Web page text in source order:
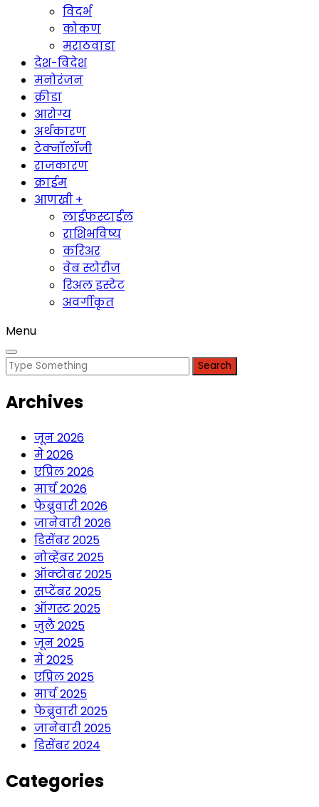
विदर्भ
कोकण
मराठवाडा
देश-विदेश
मनोरंजन
क्रीडा
आरोग्य
अर्थकारण
टेक्नॉलॉजी
राजकारण
क्राईम
आणखी +
लाईफस्टाईल
राशिभविष्य
करिअर
वेब स्टोरीज
रिअल इस्टेट
अवर्गीकृत
Menu
Search
Archives
जून 2026
मे 2026
एप्रिल 2026
मार्च 2026
फेब्रुवारी 2026
जानेवारी 2026
डिसेंबर 2025
नोव्हेंबर 2025
ऑक्टोबर 2025
सप्टेंबर 2025
ऑगस्ट 2025
जुलै 2025
जून 2025
मे 2025
एप्रिल 2025
मार्च 2025
फेब्रुवारी 2025
जानेवारी 2025
डिसेंबर 2024
Categories